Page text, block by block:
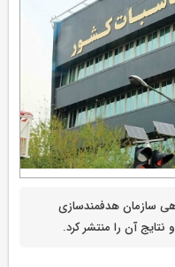
سازمان هدفمندسازی
نتایج آن را منتشر کرد.